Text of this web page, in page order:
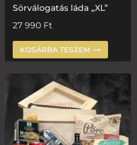
Sörválogatás láda „XL”
27 990 Ft
KOSÁRBA TESZEM